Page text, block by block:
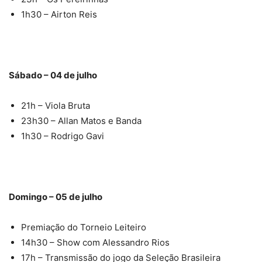
1h30 – Airton Reis
Sábado – 04 de julho
21h – Viola Bruta
23h30 – Allan Matos e Banda
1h30 – Rodrigo Gavi
Domingo – 05 de julho
Premiação do Torneio Leiteiro
14h30 – Show com Alessandro Rios
17h – Transmissão do jogo da Seleção Brasileira